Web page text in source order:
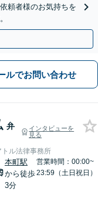
頼者様のお気持ちを
ルでお問い合わせ
弁
インタビューを
見る
ル法律事務所
本町駅
から徒歩
3分
営業時間：00:00~
23:59（土日祝日）